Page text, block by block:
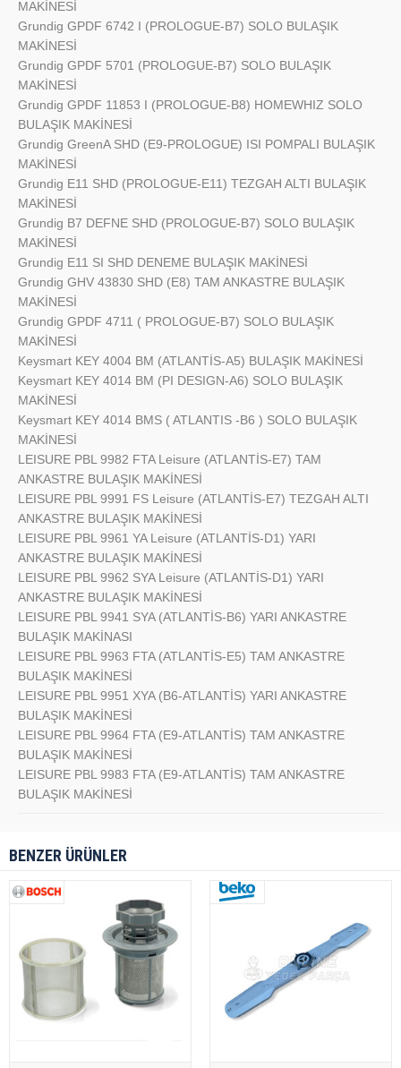
MAKİNESİ
Grundig GPDF 6742 I (PROLOGUE-B7) SOLO BULAŞIK
MAKİNESİ
Grundig GPDF 5701 (PROLOGUE-B7) SOLO BULAŞIK
MAKİNESİ
Grundig GPDF 11853 I (PROLOGUE-B8) HOMEWHIZ SOLO
BULAŞIK MAKİNESİ
Grundig GreenA SHD (E9-PROLOGUE) ISI POMPALI BULAŞIK
MAKİNESİ
Grundig E11 SHD (PROLOGUE-E11) TEZGAH ALTI BULAŞIK
MAKİNESİ
Grundig B7 DEFNE SHD (PROLOGUE-B7) SOLO BULAŞIK
MAKİNESİ
Grundig E11 SI SHD DENEME BULAŞIK MAKİNESİ
Grundig GHV 43830 SHD (E8) TAM ANKASTRE BULAŞIK
MAKİNESİ
Grundig GPDF 4711 ( PROLOGUE-B7) SOLO BULAŞIK
MAKİNESİ
Keysmart KEY 4004 BM (ATLANTİS-A5) BULAŞIK MAKİNESİ
Keysmart KEY 4014 BM (PI DESIGN-A6) SOLO BULAŞIK
MAKİNESİ
Keysmart KEY 4014 BMS ( ATLANTIS -B6 ) SOLO BULAŞIK
MAKİNESİ
LEISURE PBL 9982 FTA Leisure (ATLANTİS-E7) TAM
ANKASTRE BULAŞIK MAKİNESİ
LEISURE PBL 9991 FS Leisure (ATLANTİS-E7) TEZGAH ALTI
ANKASTRE BULAŞIK MAKİNESİ
LEISURE PBL 9961 YA Leisure (ATLANTİS-D1) YARI
ANKASTRE BULAŞIK MAKİNESİ
LEISURE PBL 9962 SYA Leisure (ATLANTİS-D1) YARI
ANKASTRE BULAŞIK MAKİNESİ
LEISURE PBL 9941 SYA (ATLANTİS-B6) YARI ANKASTRE
BULAŞIK MAKİNASI
LEISURE PBL 9963 FTA (ATLANTİS-E5) TAM ANKASTRE
BULAŞIK MAKİNESİ
LEISURE PBL 9951 XYA (B6-ATLANTİS) YARI ANKASTRE
BULAŞIK MAKİNESİ
LEISURE PBL 9964 FTA (E9-ATLANTİS) TAM ANKASTRE
BULAŞIK MAKİNESİ
LEISURE PBL 9983 FTA (E9-ATLANTİS) TAM ANKASTRE
BULAŞIK MAKİNESİ
BENZER ÜRÜNLER